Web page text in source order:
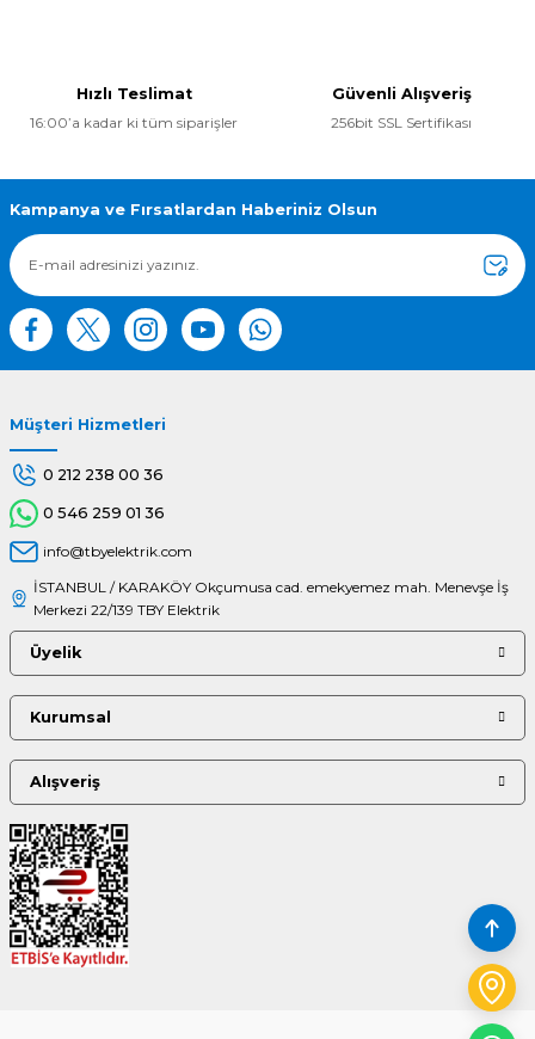
Ürün bilgilerinde hatalar bulunuyor.
Ürün fiyatı diğer sitelerden daha pahalı.
Bu ürüne benzer farklı alternatifler olmalı.
Hızlı Teslimat
16:00’a kadar ki tüm siparişler
Güvenli Alışveriş
256bit SSL Sertifikası
Kampanya ve Fırsatlardan Haberiniz Olsun
Müşteri Hizmetleri
0 212 238 00 36
0 546 259 01 36
info@tbyelektrik.com
İSTANBUL / KARAKÖY Okçumusa cad. emekyemez mah. Menevşe İş
Merkezi 22/139 TBY Elektrik
Üyelik
Kurumsal
Alışveriş